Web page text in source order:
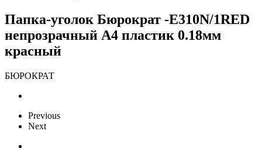
Папка-уголок Бюрократ -E310N/1RED
непрозрачный A4 пластик 0.18мм
красный
БЮРОКРАТ
Previous
Next